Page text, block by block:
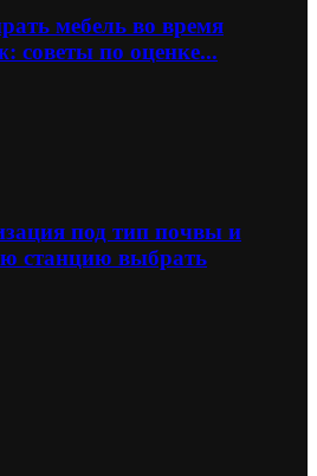
мебель во время
советы по оценке...
под тип почвы и
станцию выбрать